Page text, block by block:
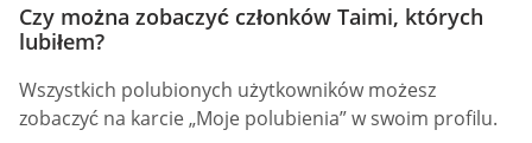
Czy można zobaczyć członków Taimi, których
lubiłem?
Wszystkich polubionych użytkowników możesz
zobaczyć na karcie „Moje polubienia” w swoim profilu.